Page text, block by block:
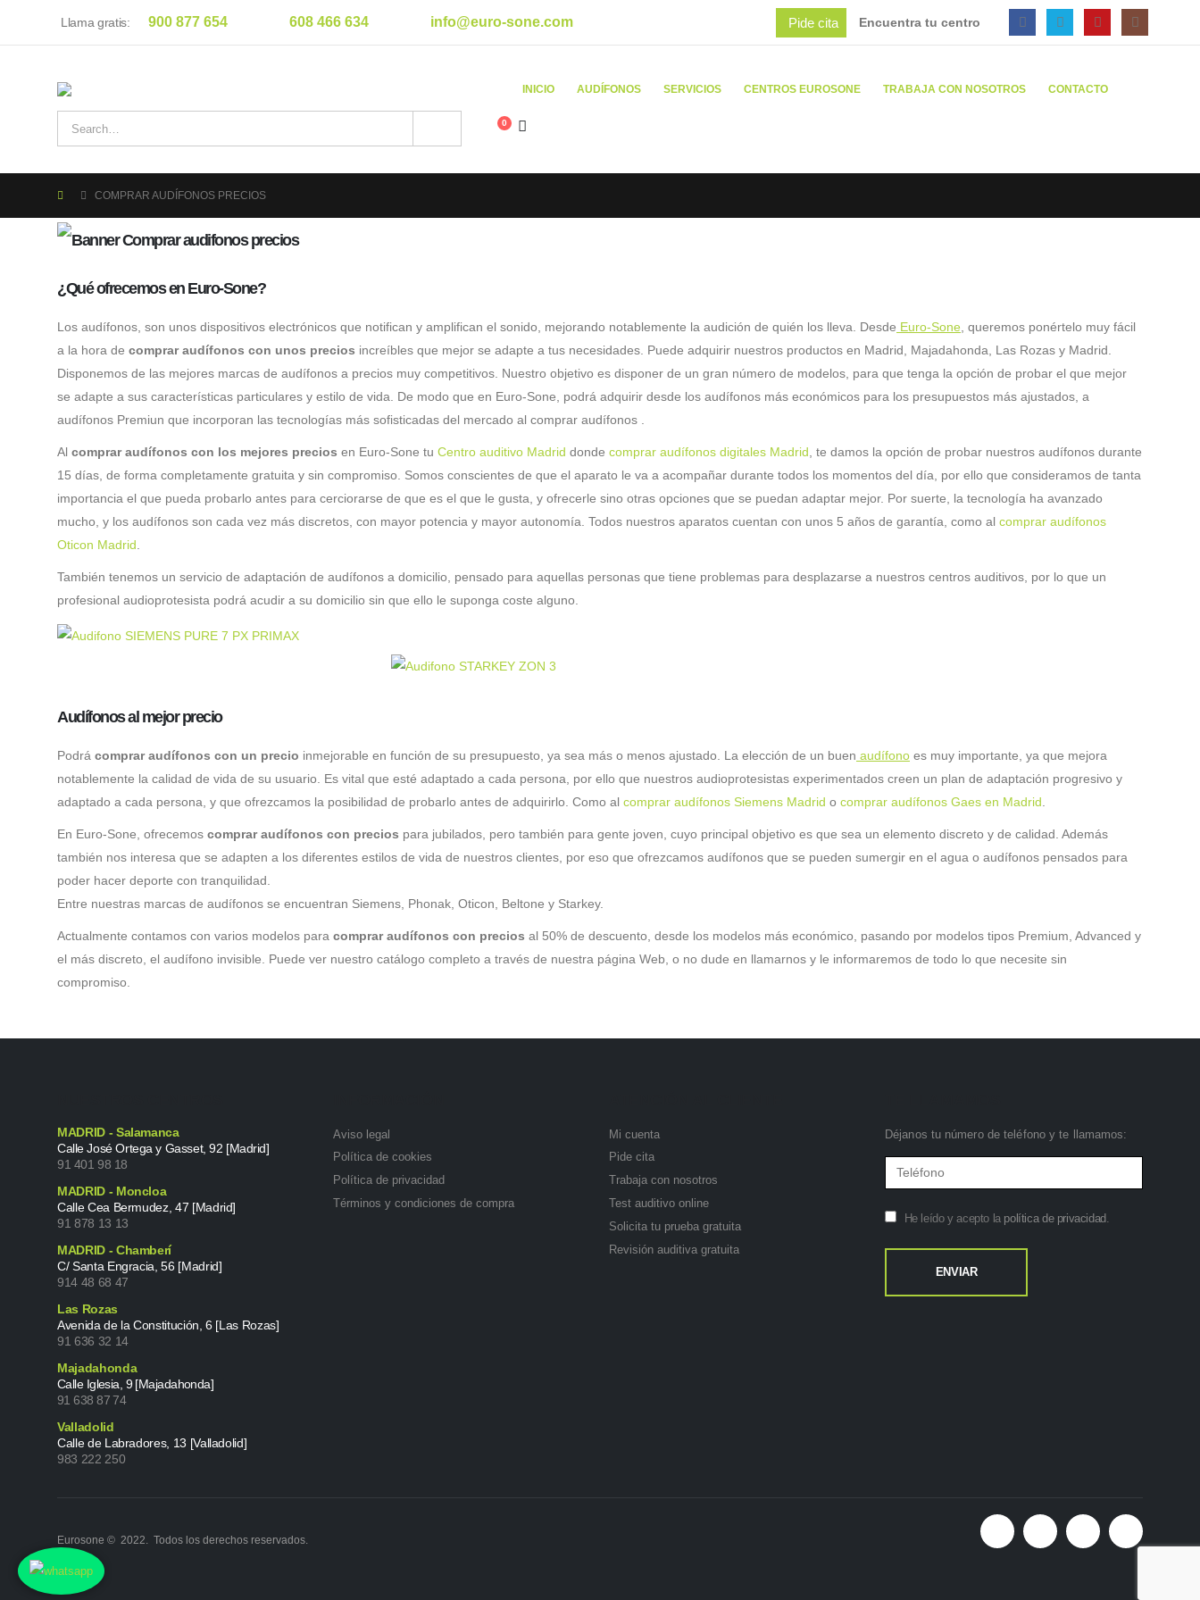
Llama gratis: 900 877 654 608 466 634 info@euro-sone.com Pide cita Encuentra tu centro
INICIO AUDÍFONOS SERVICIOS CENTROS EUROSONE TRABAJA CON NOSOTROS CONTACTO
0
COMPRAR AUDÍFONOS PRECIOS
¿Qué ofrecemos en Euro-Sone?
Los audífonos, son unos dispositivos electrónicos que notifican y amplifican el sonido, mejorando notablemente la audición de quién los lleva. Desde Euro-Sone, queremos ponértelo muy fácil
a la hora de comprar audífonos con unos precios increíbles que mejor se adapte a tus necesidades. Puede adquirir nuestros productos en Madrid, Majadahonda, Las Rozas y Madrid.
Disponemos de las mejores marcas de audífonos a precios muy competitivos. Nuestro objetivo es disponer de un gran número de modelos, para que tenga la opción de probar el que mejor
se adapte a sus características particulares y estilo de vida. De modo que en Euro-Sone, podrá adquirir desde los audífonos más económicos para los presupuestos más ajustados, a
audífonos Premiun que incorporan las tecnologías más sofisticadas del mercado al comprar audífonos .
Al comprar audífonos con los mejores precios en Euro-Sone tu Centro auditivo Madrid donde comprar audífonos digitales Madrid, te damos la opción de probar nuestros audífonos durante
15 días, de forma completamente gratuita y sin compromiso. Somos conscientes de que el aparato le va a acompañar durante todos los momentos del día, por ello que consideramos de tanta
importancia el que pueda probarlo antes para cerciorarse de que es el que le gusta, y ofrecerle sino otras opciones que se puedan adaptar mejor. Por suerte, la tecnología ha avanzado
mucho, y los audífonos son cada vez más discretos, con mayor potencia y mayor autonomía. Todos nuestros aparatos cuentan con unos 5 años de garantía, como al comprar audífonos
Oticon Madrid.
También tenemos un servicio de adaptación de audífonos a domicilio, pensado para aquellas personas que tiene problemas para desplazarse a nuestros centros auditivos, por lo que un
profesional audioprotesista podrá acudir a su domicilio sin que ello le suponga coste alguno.
Audífonos al mejor precio
Podrá comprar audífonos con un precio inmejorable en función de su presupuesto, ya sea más o menos ajustado. La elección de un buen audífono es muy importante, ya que mejora
notablemente la calidad de vida de su usuario. Es vital que esté adaptado a cada persona, por ello que nuestros audioprotesistas experimentados creen un plan de adaptación progresivo y
adaptado a cada persona, y que ofrezcamos la posibilidad de probarlo antes de adquirirlo. Como al comprar audífonos Siemens Madrid o comprar audífonos Gaes en Madrid
En Euro-Sone, ofrecemos comprar audífonos con precios para jubilados, pero también para gente joven, cuyo principal objetivo es que sea un elemento discreto y de calidad. Además
también nos interesa que se adapten a los diferentes estilos de vida de nuestros clientes, por eso que ofrezcamos audífonos que se pueden sumergir en el agua o audífonos pensados para
poder hacer deporte con tranquilidad.
Entre nuestras marcas de audífonos se encuentran Siemens, Phonak, Oticon, Beltone y Starkey.
Actualmente contamos con varios modelos para comprar audífonos con precios al 50% de descuento, desde los modelos más económico, pasando por modelos tipos Premium, Advanced y
el más discreto, el audífono invisible. Puede ver nuestro catálogo completo a través de nuestra página Web, o no dude en llamarnos y le informaremos de todo lo que necesite sin
compromiso.
MADRID - Salamanca
Calle José Ortega y Gasset, 92 [Madrid]
91 401 98 18
MADRID - Moncloa
Calle Cea Bermudez, 47 [Madrid]
91 878 13 13
MADRID - Chamberí
C/ Santa Engracia, 56 [Madrid]
914 48 68 47
Las Rozas
Avenida de la Constitución, 6 [Las Rozas]
91 636 32 14
Majadahonda
Calle Iglesia, 9 [Majadahonda]
91 638 87 74
Valladolid
Calle de Labradores, 13 [Valladolid]
983 222 250
Aviso legal
Política de cookies
Política de privacidad
Términos y condiciones de compra
Mi cuenta
Pide cita
Trabaja con nosotros
Test auditivo online
Solicita tu prueba gratuita
Revisión auditiva gratuita
Déjanos tu número de teléfono y te llamamos:
He leído y acepto la política de privacidad.
Eurosone © 2022. Todos los derechos reservados.